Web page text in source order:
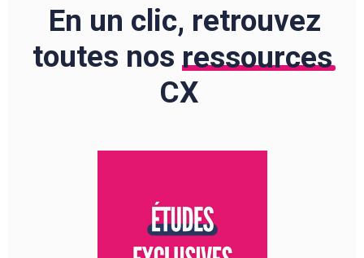
En un clic, retrouvez
toutes nos ressources
CX